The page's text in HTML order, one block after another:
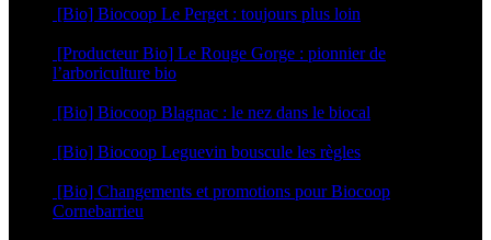
[Bio] Biocoop Le Perget : toujours plus loin
[Producteur Bio] Le Rouge Gorge : pionnier de
l’arboriculture bio
[Bio] Biocoop Blagnac : le nez dans le biocal
[Bio] Biocoop Leguevin bouscule les règles
[Bio] Changements et promotions pour Biocoop
Cornebarrieu